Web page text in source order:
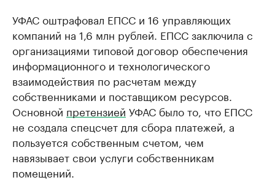
УФАС оштрафовал ЕПСС и 16 управляющих
компаний на 1,6 млн рублей. ЕПСС заключила с
организациями типовой договор обеспечения
информационного и технологического
взаимодействия по расчетам между
собственниками и поставщиком ресурсов.
Основной претензией УФАС было то, что ЕПСС
не создала спецсчет для сбора платежей, а
пользуется собственным счетом, чем
навязывает свои услуги собственникам
помещений.